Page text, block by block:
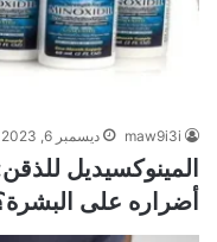
maw9i3i ديسمبر 6, 2023
المينوكسيديل
أضراره على